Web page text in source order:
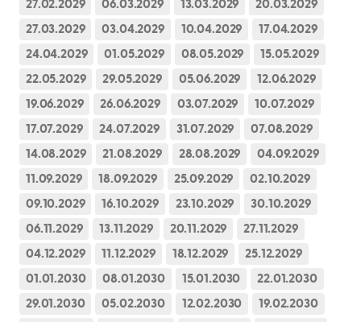
27.02.2029 06.03.2029 13.03.2029 20.03.2029
27.03.2029 03.04.2029 10.04.2029 17.04.2029
24.04.2029 01.05.2029 08.05.2029 15.05.2029
22.05.2029 29.05.2029 05.06.2029 12.06.2029
19.06.2029 26.06.2029 03.07.2029 10.07.2029
17.07.2029 24.07.2029 31.07.2029 07.08.2029
14.08.2029 21.08.2029 28.08.2029 04.09.2029
11.09.2029 18.09.2029 25.09.2029 02.10.2029
09.10.2029 16.10.2029 23.10.2029 30.10.2029
06.11.2029 13.11.2029 20.11.2029 27.11.2029
04.12.2029 11.12.2029 18.12.2029 25.12.2029
01.01.2030 08.01.2030 15.01.2030 22.01.2030
29.01.2030 05.02.2030 12.02.2030 19.02.2030